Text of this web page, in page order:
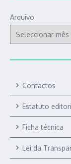
Arquivo
Contactos
Estatuto
Ficha técnica
Lei da